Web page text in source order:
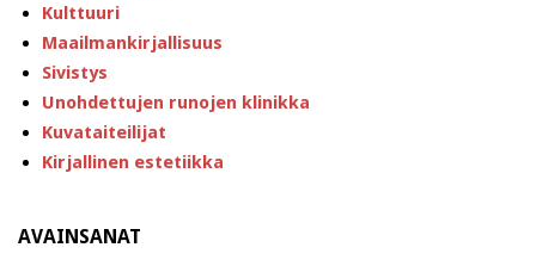
Kulttuuri
Maailmankirjallisuus
Sivistys
Unohdettujen runojen klinikka
Kuvataiteilijat
Kirjallinen estetiikka
AVAINSANAT